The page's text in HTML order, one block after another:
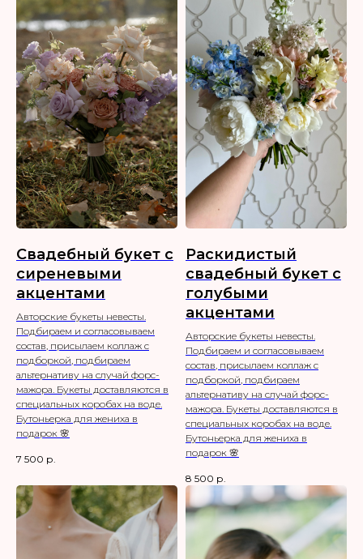
Свадебный букет с
сиреневыми
акцентами
Авторские букеты невесты.
Подбираем и согласовываем
состав, присылаем коллаж с
подборкой, подбираем
альтернативу на случай форс-
мажора. Букеты доставляются в
специальных коробах на воде.
Бутоньерка для жениха в
подарок 🌸
7 500 р.
Раскидистый
свадебный букет с
голубыми
акцентами
Авторские букеты невесты.
Подбираем и согласовываем
состав, присылаем коллаж с
подборкой, подбираем
альтернативу на случай форс-
мажора. Букеты доставляются в
специальных коробах на воде.
Бутоньерка для жениха в
подарок 🌸
8 500 р.